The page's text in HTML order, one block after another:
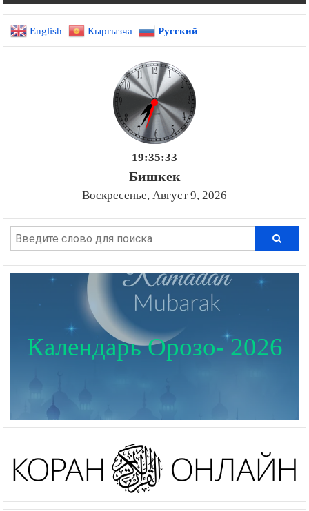
по
записям
English Кыргызча Русский
19:35:34
Бишкек
Воскресенье, Август 9, 2026
Календарь Орозо- 2026